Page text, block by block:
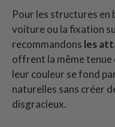
Pour les structures en
voiture ou la fixation
recommandons les
offrent la même tenue
leur couleur se fond
naturelles sans créer
disgracieux.